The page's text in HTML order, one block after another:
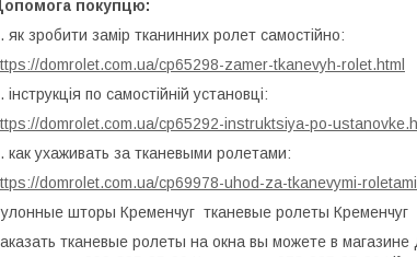
покупцю:
як зробити замір тканинних ролет самостійно:
domrolet.com.ua/cp65298-zamer-tkanevyh-rolet.html
інструкція по самостійній установці:
domrolet.com.ua/cp65292-instruktsiya-po-
как ухаживать за тканевыми ролетами:
domrolet.com.ua/cp69978-uhod-za-tkanevymi-
шторы Кременчуг тканевые ролеты Кременчуг
тканевые ролеты на окна вы можете в